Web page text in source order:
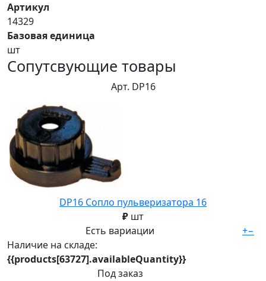
Артикул
14329
Базовая единица
шт
Сопутсвующие товары
Арт. DP16
DP16 Сопло пульверизатора 16
₽ шт
Есть вариации
Наличие на складе:
{{products[63727].availableQuantity}}
Под заказ
+−